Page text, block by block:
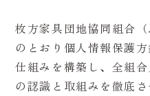
枚方家具団地協同組合
のとおり個人情報保護
仕組みを構築し、全組
の認識と取組みを徹底